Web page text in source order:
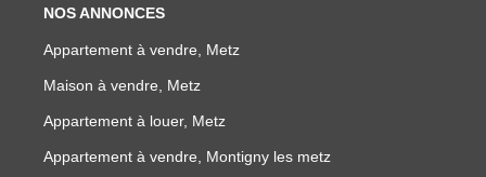
NOS ANNONCES
Appartement à vendre, Metz
Maison à vendre, Metz
Appartement à louer, Metz
Appartement à vendre, Montigny les metz